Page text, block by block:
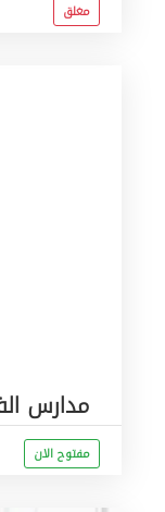
مغلق
مدارس
مفتوح الان